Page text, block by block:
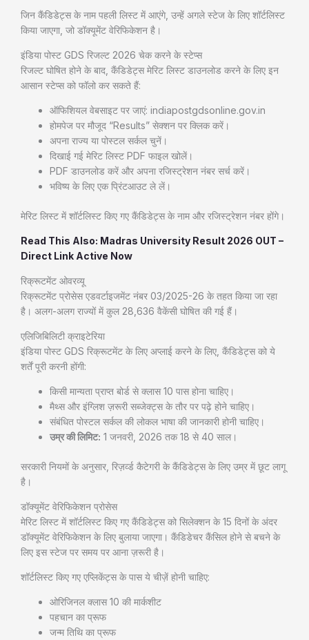
जिन कैंडिडेट्स के नाम पहली लिस्ट में आएंगे, उन्हें अगले स्टेज के लिए शॉर्टलिस्ट
किया जाएगा, जो डॉक्यूमेंट वेरिफिकेशन है।
इंडिया पोस्ट GDS रिजल्ट 2026 चेक करने के स्टेप्स
रिजल्ट घोषित होने के बाद, कैंडिडेट्स मेरिट लिस्ट डाउनलोड करने के लिए इन
आसान स्टेप्स को फॉलो कर सकते हैं:
ऑफिशियल वेबसाइट पर जाएं: indiapostgdsonline.gov.in
होमपेज पर मौजूद “Results” सेक्शन पर क्लिक करें।
अपना राज्य या पोस्टल सर्कल चुनें।
दिखाई गई मेरिट लिस्ट PDF फाइल खोलें।
PDF डाउनलोड करें और अपना रजिस्ट्रेशन नंबर सर्च करें।
भविष्य के लिए एक प्रिंटआउट ले लें।
मेरिट लिस्ट में शॉर्टलिस्ट किए गए कैंडिडेट्स के नाम और रजिस्ट्रेशन नंबर होंगे।
Read This Also: Madras University Result 2026 OUT –
Direct Link Active Now
रिक्रूटमेंट ओवरव्यू
रिक्रूटमेंट प्रोसेस एडवर्टाइजमेंट नंबर 03/2025-26 के तहत किया जा रहा
है। अलग-अलग राज्यों में कुल 28,636 वैकेंसी घोषित की गई हैं।
एलिजिबिलिटी क्राइटेरिया
इंडिया पोस्ट GDS रिक्रूटमेंट के लिए अप्लाई करने के लिए, कैंडिडेट्स को ये
शर्तें पूरी करनी होंगी:
किसी मान्यता प्राप्त बोर्ड से क्लास 10 पास होना चाहिए।
मैथ्स और इंग्लिश ज़रूरी सब्जेक्ट्स के तौर पर पढ़े होने चाहिए।
संबंधित पोस्टल सर्कल की लोकल भाषा की जानकारी होनी चाहिए।
उम्र की लिमिट: 1 जनवरी, 2026 तक 18 से 40 साल।
सरकारी नियमों के अनुसार, रिज़र्व्ड कैटेगरी के कैंडिडेट्स के लिए उम्र में छूट लागू
है।
डॉक्यूमेंट वेरिफिकेशन प्रोसेस
मेरिट लिस्ट में शॉर्टलिस्ट किए गए कैंडिडेट्स को सिलेक्शन के 15 दिनों के अंदर
डॉक्यूमेंट वेरिफिकेशन के लिए बुलाया जाएगा। कैंडिडेचर कैंसिल होने से बचने के
लिए इस स्टेज पर समय पर आना ज़रूरी है।
शॉर्टलिस्ट किए गए एप्लिकेंट्स के पास ये चीज़ें होनी चाहिए:
ओरिजिनल क्लास 10 की मार्कशीट
पहचान का प्रूफ
जन्म तिथि का प्रूफ